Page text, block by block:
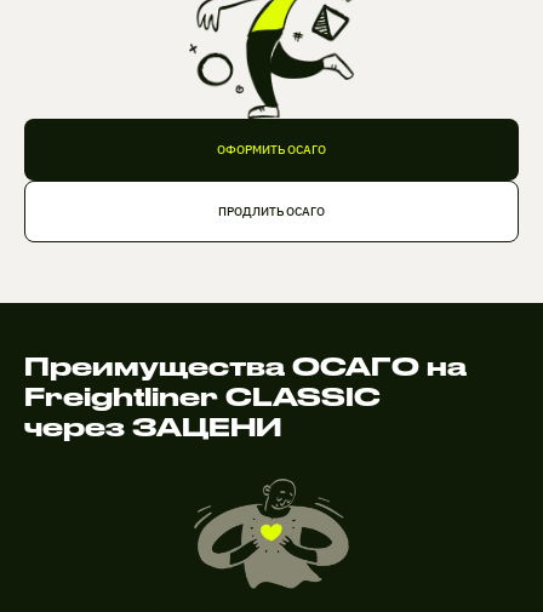
ОФОРМИТЬ ОСАГО
ПРОДЛИТЬ ОСАГО
Преимущества ОСАГО на
Freightliner CLASSIC
через ЗАЦЕНИ